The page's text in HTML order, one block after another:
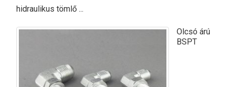
hidraulikus tömlő ...
Olcsó árú
BSPT